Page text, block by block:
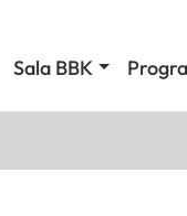
Sala BBK